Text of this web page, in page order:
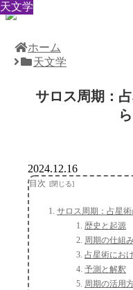
ホーム
天文学
サロス周期：
ら
天文学
2024.12.16
目次
サロス周期：占星
歴史と起源
周期の仕組
占星術にお
予測と解釈
周期の活用
天文学
天文学
天文学
天文学
天文学
天文学
天文学
天文学